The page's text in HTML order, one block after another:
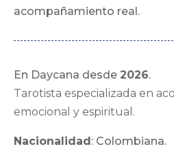
acompañamiento real.
En Daycana desde 2026.
Tarotista especializada en
emocional y espiritual.
Nacionalidad: Colombiana.